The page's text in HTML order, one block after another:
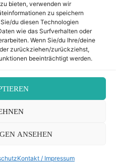
bieten, verwenden wir
zu speichern
du diesen Technologien
wie das Surfverhalten oder
Wenn Sie/du Ihre/deine
zurückziehen/zurückziehst,
beeinträchtigt werden.
ANSEHEN
Kontakt / Impressum
(EU)
Back
to